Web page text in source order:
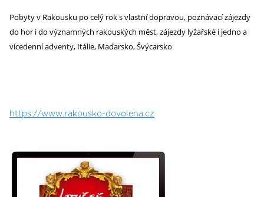
Pobyty v Rakousku po celý rok s vlastní dopravou, poznávací zájezdy
do hor i do významných rakouských měst, zájezdy lyžařské i jedno a
vícedenní adventy, Itálie, Maďarsko, Švýcarsko
https://www.rakousko-dovolena.cz